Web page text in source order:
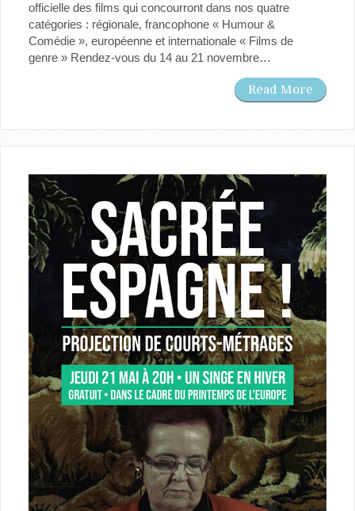
officielle des films qui concourront dans nos quatre
catégories : régionale, francophone « Humour &
Comédie », européenne et internationale « Films de
genre » Rendez-vous du 14 au 21 novembre…
Read More